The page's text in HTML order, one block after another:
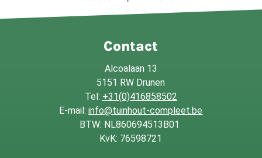
Contact
Alcoalaan 13
5151 RW Drunen
Tel: +31(0)416858502
E-mail:info@tuinhout-compleet.be
BTW: NL860694513B01
KvK: 76598721